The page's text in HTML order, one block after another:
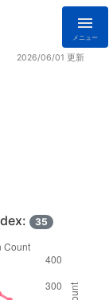
メニュー
2026/06/01 更新
35